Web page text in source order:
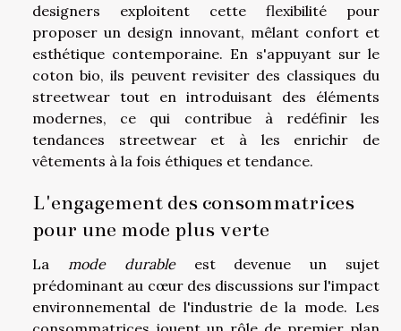
designers exploitent cette flexibilité pour
proposer un design innovant, mêlant confort et
esthétique contemporaine. En s'appuyant sur le
coton bio, ils peuvent revisiter des classiques du
streetwear tout en introduisant des éléments
modernes, ce qui contribue à redéfinir les
tendances streetwear et à les enrichir de
vêtements à la fois éthiques et tendance.
L'engagement des consommatrices
pour une mode plus verte
La mode durableest devenue un sujet
prédominant au cœur des discussions sur l'impact
environnemental de l'industrie de la mode. Les